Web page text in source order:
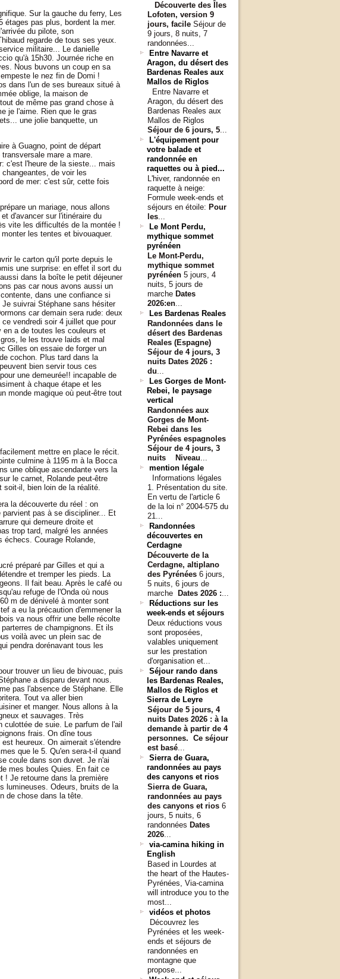
Sur la gauche du ferry, Les
étages pas plus, bordent la mer.
du pilote, son
regarde de tous ses yeux.
militaire... Le danielle
qu'à 15h30. Journée riche en
Nous buvons un coup en sa
le nez fin de Domi !
dans l'un de ses bureaux situé à
oblige, la maison de
de même pas grand chose à
je l'aime. Rien que le gras
une jolie banquette, un
à Guagno, point de départ
mare a mare.
c'est l'heure de la sieste... mais
de voir les
de mer: c'est sûr, cette fois
un mariage, nous allons
d'avancer sur l'itinéraire du
vite les difficultés de la montée !
les tentes et bivouaquer.
le carton qu'il porte depuis le
une surprise: en effet il sort du
dans la boîte le petit déjeuner
pas car nous avons aussi un
dans une confiance si
suivrai Stéphane sans hésiter
car demain sera rude: deux
vendredi soir 4 juillet que pour
en a de toutes les couleurs et
le les trouve laids et mal
Gilles on essaie de forger un
cochon. Plus tard dans la
bien servir tous ces
une demeurée!! incapable de
à chaque étape et les
monde magique où peut-être tout
mettre en place le récit.
culmine à 1195 m à la Bocca
une oblique ascendante vers la
le carnet, Rolande peut-être
il, bien loin de la réalité.
la découverte du réel : on
pas à se discipliner... Et
qui demeure droite et
trop tard, malgré les années
Courage Rolande,
préparé par Gilles et qui a
et tremper les pieds. La
Il fait beau. Après le café ou
refuge de l'Onda où nous
m de dénivelé à monter sont
a eu la précaution d'emmener la
va nous offrir une belle récolte
de champignons. Et ils
voilà avec un plein sac de
pendra dorénavant tous les
trouver un lieu de bivouac, puis
a disparu devant nous.
pas l'absence de Stéphane. Elle
Tout va aller bien
et manger. Nous allons à la
et sauvages. Très
de suie. Le parfum de l'ail
frais. On dîne tous
heureux. On aimerait s'étendre
que le 5. Qu'en sera-t-il quand
coule dans son duvet. Je n'ai
mes boules Quies. En fait ce
! Je retourne dans la première
lumineuses. Odeurs, bruits de la
de chose dans la tête.
Découverte des Îles
Lofoten, version 9
jours, facileSéjour de
9 jours, 8 nuits, 7
randonnées...
Entre Navarre et
Aragon, du désert des
Bardenas Reales aux
Mallos de Riglos
Entre Navarre et
Aragon, du désert des
Bardenas Reales aux
Mallos de Riglos
Séjour de 6 jours, 5...
L'équipement pour
votre balade et
randonnée en
raquettes ou à pied...
L'hiver, randonnée en
raquette à neige:
Formule week-ends et
séjours en étoile: Pour
les...
Le Mont Perdu,
mythique sommet
pyrénéen
Le Mont-Perdu,
mythique sommet
pyrénéen5 jours, 4
nuits, 5 jours de
marche Dates
2026:en...
Les Bardenas Reales
Randonnées dans le
désert des Bardenas
Reales (Espagne)
Séjour de 4 jours, 3
nuits Dates 2026 :
du...
Les Gorges de Mont-
Rebei, le paysage
vertical
Randonnées aux
Gorges de Mont-
Rebei dans les
Pyrénées espagnoles
Séjour de 4 jours, 3
nuits Niveau...
mention légale
Informations légales
1. Présentation du site.
En vertu de l'article 6
de la loi n° 2004-575 du
21...
Randonnées
découvertes en
Cerdagne
Découverte de la
Cerdagne, altiplano
des Pyrénées6 jours,
5 nuits, 6 jours de
marche
Dates 2026 :...
Réductions sur les
week-ends et séjours
Deux réductions vous
sont proposées,
valables uniquement
sur les prestation
d'organisation et...
Séjour rando dans
les Bardenas Reales,
Mallos de Riglos et
Sierra de Leyre
Séjour de 5 jours, 4
nuits Dates 2026 : à la
demande à partir de 4
personnes. Ce séjour
est basé...
Sierra de Guara,
randonnées au pays
des canyons et rios
Sierra de Guara,
randonnées au pays
des canyons et rios6
jours, 5 nuits, 6
randonnées Dates
2026...
via-camina hiking in
English
Based in Lourdes at
the heart of the Hautes-
Pyrénées, Via-camina
will introduce you to the
most...
vidéos et photos
Découvrez les
Pyrénées et les week-
ends et séjours de
randonnées en
montagne que
propose...